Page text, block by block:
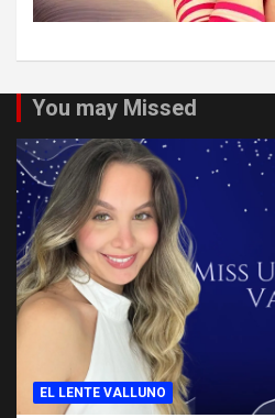
You may Missed
EL LENTE VALLUNO